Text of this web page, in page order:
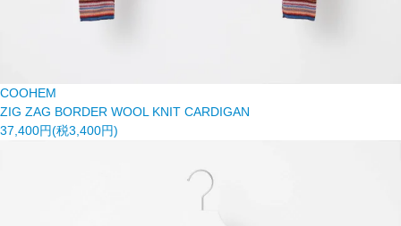
COOHEM
ZIG ZAG BORDER WOOL KNIT CARDIGAN
37,400円(税3,400円)